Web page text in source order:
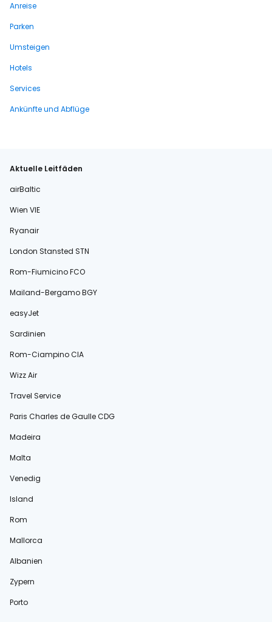
Anreise
Parken
Umsteigen
Hotels
Services
Ankünfte und Abflüge
Aktuelle Leitfäden
airBaltic
Wien VIE
Ryanair
London Stansted STN
Rom-Fiumicino FCO
Mailand-Bergamo BGY
easyJet
Sardinien
Rom-Ciampino CIA
Wizz Air
Travel Service
Paris Charles de Gaulle CDG
Madeira
Malta
Venedig
Island
Rom
Mallorca
Albanien
Zypern
Porto